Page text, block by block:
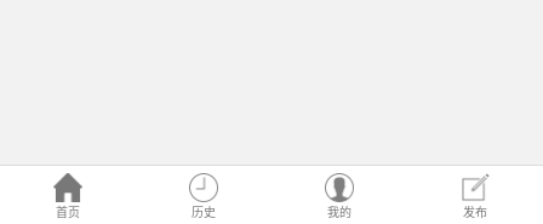
首页 历史 我的 发布